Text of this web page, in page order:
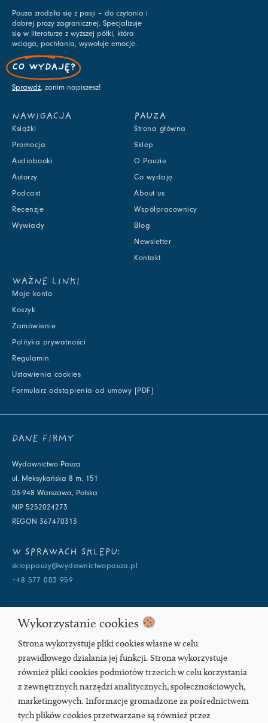
Pauza zrodziła się z pasji – do czytania i
dobrej prozy zagranicznej. Specjalizuje
się w literaturze z wyższej półki, która
wciąga, pochłania, wywołuje emocje.
CO WYDAJĘ?
Sprawdź, zanim napiszesz!
NAWIGACJA
Książki
Promocja
Audiobooki
Autorzy
Podcast
Recenzje
Wywiady
PAUZA
Strona główna
Sklep
O Pauzie
Co wydaję
About us
Współpracownicy
Blog
Newsletter
Kontakt
WAŻNE LINKI
Moje konto
Koszyk
Zamówienie
Polityka prywatności
Regulamin
Ustawienia cookies
Formularz odstąpienia od umowy [PDF]
DANE FIRMY
Wydawnictwo Pauza
ul. Meksykańska 8 m. 151
03-948 Warszawa, Polska
NIP 5252024273
REGON 367470313
W SPRAWACH SKLEPU:
skleppauzy@wydawnictwopauza.pl
+48 577 003 959
info@wydawnictwopauza.pl
+48 501 177 119 (czynny w dni powszednie w godzinach 11-15,
proszę o wysłanie wiadomości SMS, gdybym nie odbierała)
SOCIAL MEDIA
Wykorzystanie cookies
Strona wykorzystuje pliki cookies własne w celu
prawidłowego działania jej funkcji. Strona wykorzystuje
również pliki cookies podmiotów trzecich w celu korzystania
z zewnętrznych narzędzi analitycznych, społecznościowych,
marketingowych. Informacje gromadzone za pośrednictwem
tych plików cookies przetwarzane są również przez